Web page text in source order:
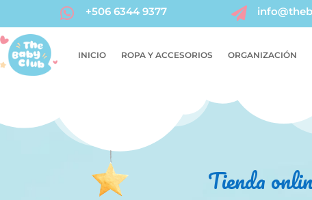
 +506 6344 9377 
INICIO ROPA Y ACCESORIOS ORGANIZACIÓN
Tienda